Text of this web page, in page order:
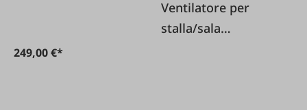
249,00 €*
Ventilatore per
stalla/sala